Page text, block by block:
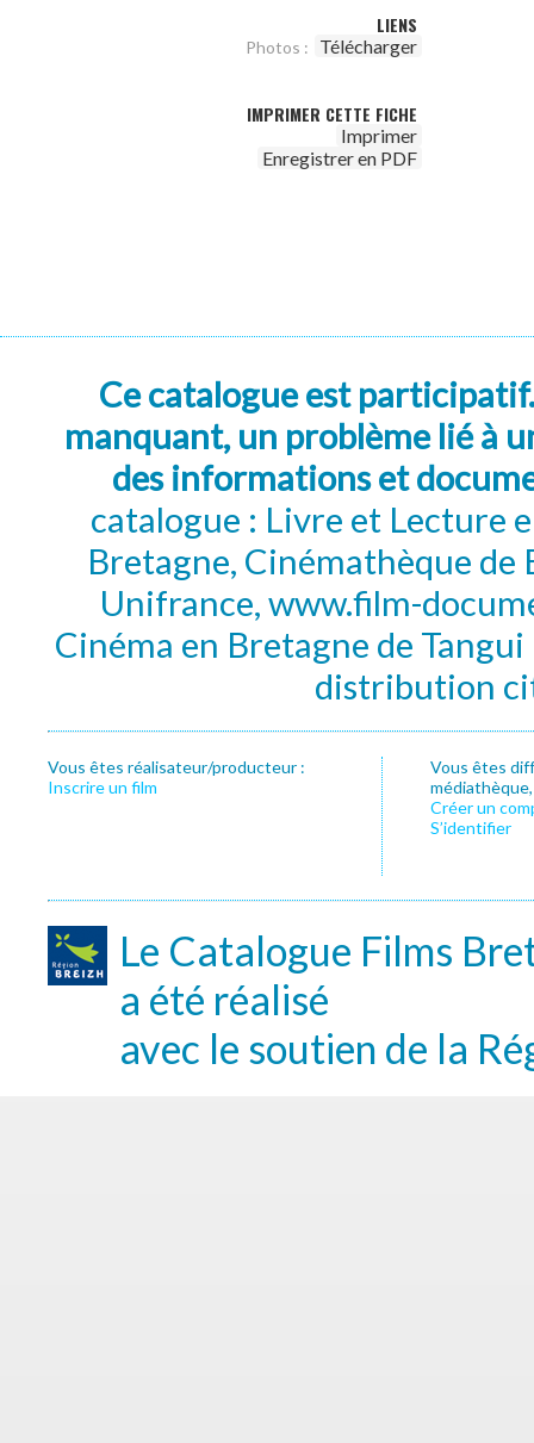
LIENS
Photos : Télécharger
IMPRIMER CETTE FICHE
Imprimer
Enregistrer en PDF
Ce catalogue est
manquant, un problème lié à
des informations et
catalogue : Livre et Lecture
Bretagne, Cinémathèque de
Unifrance, www.film-
Cinéma en Bretagne de
distribution
Vous êtes réalisateur/producteur :
Inscrire un film
Vous êtes
Créer un
S’identifier
Le Catalogue Films
a été réalisé
avec le soutien de la